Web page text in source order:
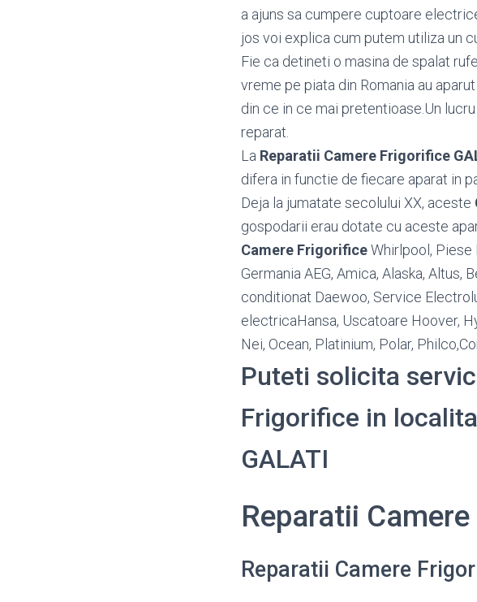
a ajuns sa cumpere cuptoare
jos voi explica cum putem utiliza un
Fie ca detineti o masina de spalat
vreme pe piata din Romania au
din ce in ce mai pretentioase.Un
reparat.
La Reparatii Camere Frigorifice
difera in functie de fiecare aparat in
Deja la jumatate secolului XX, aceste
gospodarii erau dotate cu aceste
Camere FrigorificeWhirlpool, Piese
Germania AEG, Amica, Alaska, Altus,
conditionat Daewoo, Service
electricaHansa, Uscatoare Hoover,
Nei, Ocean, Platinium, Polar,
Puteti solicita
Frigorifice in
GALATI
Reparatii
Reparatii Camere